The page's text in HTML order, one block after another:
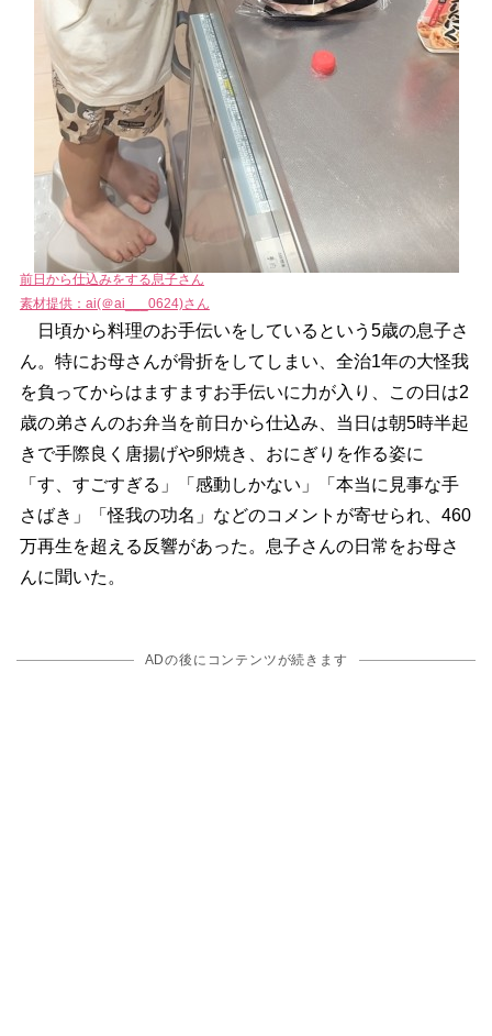
前日から仕込みをする息子さん
素材提供：ai(＠ai___0624)さん
日頃から料理のお手伝いをしているという5歳の息子さ
ん。特にお母さんが骨折をしてしまい、全治1年の大怪我
を負ってからはますますお手伝いに力が入り、この日は2
歳の弟さんのお弁当を前日から仕込み、当日は朝5時半起
きで手際良く唐揚げや卵焼き、おにぎりを作る姿に
「す、すごすぎる」「感動しかない」「本当に見事な手
さばき」「怪我の功名」などのコメントが寄せられ、460
万再生を超える反響があった。息子さんの日常をお母さ
んに聞いた。
ADの後にコンテンツが続きます